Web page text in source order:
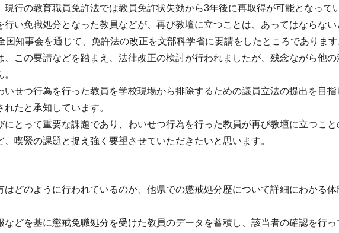
行の教育職員免許法では教員免許状失効から3年後に再取得が可能となって
い免職処分となった教員などが、再び教壇に立つことは、あってはならない
国知事会を通じて、免許法の改正を文部科学省に要請をしたところであります
、この要請などを踏まえ、法律改正の検討が行われましたが、残念ながら他
いせつ行為を行った教員を学校現場から排除するための議員立法の提出を目
たと承知しています。
にとって重要な課題であり、わいせつ行為を行った教員が再び教壇に立つこ
喫緊の課題と捉え強く要望させていただきたいと思います。
はどのように行われているのか、他県での懲戒処分歴について詳細にわかる
などを基に懲戒免職処分を受けた教員のデータを蓄積し、該当者の確認を行っ